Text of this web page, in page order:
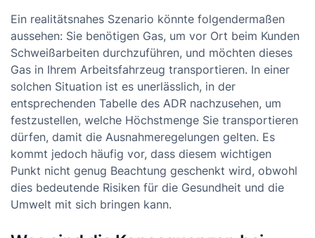
Ein realitätsnahes Szenario könnte folgendermaßen
aussehen: Sie benötigen Gas, um vor Ort beim Kunden
Schweißarbeiten durchzuführen, und möchten dieses
Gas in Ihrem Arbeitsfahrzeug transportieren. In einer
solchen Situation ist es unerlässlich, in der
entsprechenden Tabelle des ADR nachzusehen, um
festzustellen, welche Höchstmenge Sie transportieren
dürfen, damit die Ausnahmeregelungen gelten. Es
kommt jedoch häufig vor, dass diesem wichtigen
Punkt nicht genug Beachtung geschenkt wird, obwohl
dies bedeutende Risiken für die Gesundheit und die
Umwelt mit sich bringen kann.